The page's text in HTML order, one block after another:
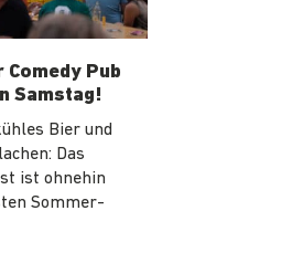
Pub
Samstag!
Bier und
Das
ist ohnehin
Sommer-